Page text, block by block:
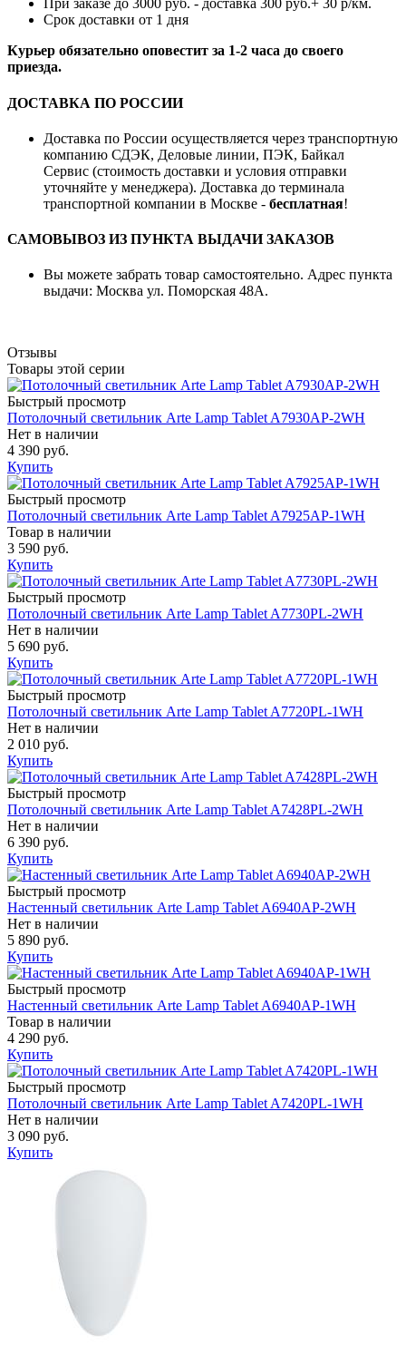
При заказе до 3000 руб. - доставка 300 руб.+ 30 р/км.
Срок доставки от 1 дня
Курьер обязательно оповестит за 1-2 часа до своего
приезда.
ДОСТАВКА ПО РОССИИ
Доставка по России осуществляется через транспортную
компанию СДЭК, Деловые линии, ПЭК, Байкал
Сервис (стоимость доставки и условия отправки
уточняйте у менеджера). Доставка до терминала
транспортной компании в Москве - бесплатная!
САМОВЫВОЗ ИЗ ПУНКТА ВЫДАЧИ ЗАКАЗОВ
Вы можете забрать товар самостоятельно. Адрес пункта
выдачи: Москва ул. Поморская 48А.
Отзывы
Товары этой серии
Быстрый просмотр
Потолочный светильник Arte Lamp Tablet A7930AP-2WH
Нет в наличии
4 390 руб.
Купить
Быстрый просмотр
Потолочный светильник Arte Lamp Tablet A7925AP-1WH
Товар в наличии
3 590 руб.
Купить
Быстрый просмотр
Потолочный светильник Arte Lamp Tablet A7730PL-2WH
Нет в наличии
5 690 руб.
Купить
Быстрый просмотр
Потолочный светильник Arte Lamp Tablet A7720PL-1WH
Нет в наличии
2 010 руб.
Купить
Быстрый просмотр
Потолочный светильник Arte Lamp Tablet A7428PL-2WH
Нет в наличии
6 390 руб.
Купить
Быстрый просмотр
Настенный светильник Arte Lamp Tablet A6940AP-2WH
Нет в наличии
5 890 руб.
Купить
Быстрый просмотр
Настенный светильник Arte Lamp Tablet A6940AP-1WH
Товар в наличии
4 290 руб.
Купить
Быстрый просмотр
Потолочный светильник Arte Lamp Tablet A7420PL-1WH
Нет в наличии
3 090 руб.
Купить